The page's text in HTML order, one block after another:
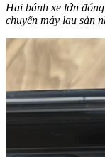
Hai bánh xe lớn
chuyển máy lau sàn